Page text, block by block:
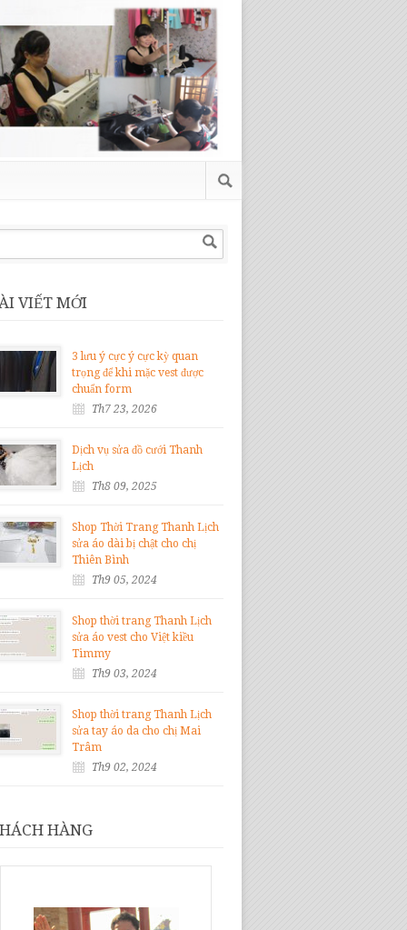
VIẾT MỚI
3 lưu ý cực ý cực kỳ quan
trọng để khi mặc vest được
chuẩn form
Th7 23, 2026
Dịch vụ sửa đồ cưới Thanh
Lịch
Th8 09, 2025
Shop Thời Trang Thanh Lịch
sửa áo dài bị chật cho chị
Thiên Bình
Th9 05, 2024
Shop thời trang Thanh Lịch
sửa áo vest cho Việt kiều
Timmy
Th9 03, 2024
Shop thời trang Thanh Lịch
sửa tay áo da cho chị Mai
Trâm
Th9 02, 2024
HÀNG